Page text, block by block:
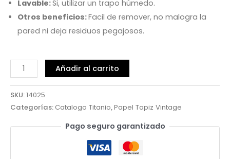
Lavable:Si, utilizar un trapo húmedo.
Otros beneficios:Facil de remover, no malogra la
pared ni deja residuos pegajosos.
Añadir al carrito
SKU:14025
Categorías:Catalogo Titanio,Papel Tapiz Vintage
Pago seguro garantizado